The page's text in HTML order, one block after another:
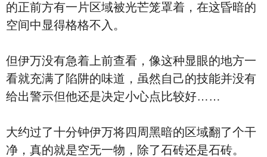
的正前方有一片区域被光芒笼罩着，在这昏暗的
空间中显得格格不入。
但伊万没有急着上前查看，像这种显眼的地方一
看就充满了陷阱的味道，虽然自己的技能并没有
给出警示但他还是决定小心点比较好……
大约过了十分钟伊万将四周黑暗的区域翻了个干
净，真的就是空无一物，除了石砖还是石砖。